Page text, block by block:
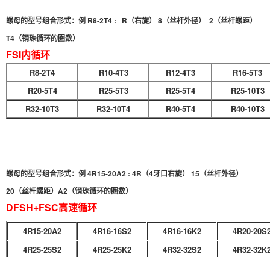
螺母的型号组合形式：例 R8-2T4 : R（右旋） 8（丝杆外径） 2（丝杆螺距）
T4（钢珠循环的圈数）
FSI内循环
R8-2T4 R10-4T3 R12-4T3
R16-5T3
R20-5T4
R25-5T3 R25-5T4
R25-10T3
R32-10T3
R32-10T4 R40-5T4 R40-10T3
螺母的型号组合形式：例 4R15-20A2 : 4R（4牙口右旋） 15（丝杆外径）
20（丝杆螺距）A2（钢珠循环的圈数）
DFSH+FSC高速循环
4R15-20A2 4R16-16S2 4R16-16K2
4R20-
4R25-25S2
4R25-25K2 4R32-32S2 4R32-